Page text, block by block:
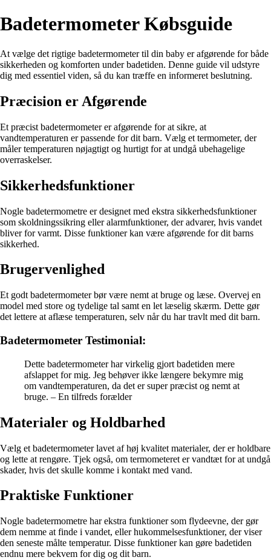
Badetermometer Købsguide
At vælge det rigtige badetermometer til din baby er afgørende for både
sikkerheden og komforten under badetiden. Denne guide vil udstyre
dig med essentiel viden, så du kan træffe en informeret beslutning.
Præcision er Afgørende
Et præcist badetermometer er afgørende for at sikre, at
vandtemperaturen er passende for dit barn. Vælg et termometer, der
måler temperaturen nøjagtigt og hurtigt for at undgå ubehagelige
overraskelser.
Sikkerhedsfunktioner
Nogle badetermometre er designet med ekstra sikkerhedsfunktioner
som skoldningssikring eller alarmfunktioner, der advarer, hvis vandet
bliver for varmt. Disse funktioner kan være afgørende for dit barns
sikkerhed.
Brugervenlighed
Et godt badetermometer bør være nemt at bruge og læse. Overvej en
model med store og tydelige tal samt en let læselig skærm. Dette gør
det lettere at aflæse temperaturen, selv når du har travlt med dit barn.
Badetermometer Testimonial:
Dette badetermometer har virkelig gjort badetiden mere
afslappet for mig. Jeg behøver ikke længere bekymre mig
om vandtemperaturen, da det er super præcist og nemt at
bruge. – En tilfreds forælder
Materialer og Holdbarhed
Vælg et badetermometer lavet af høj kvalitet materialer, der er holdbare
og lette at rengøre. Tjek også, om termometeret er vandtæt for at undgå
skader, hvis det skulle komme i kontakt med vand.
Praktiske Funktioner
Nogle badetermometre har ekstra funktioner som flydeevne, der gør
dem nemme at finde i vandet, eller hukommelsesfunktioner, der viser
den seneste målte temperatur. Disse funktioner kan gøre badetiden
endnu mere bekvem for dig og dit barn.